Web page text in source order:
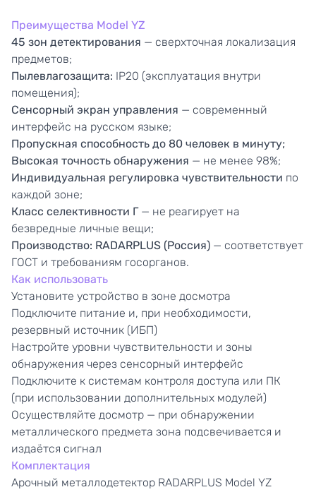
Преимущества Model YZ
45 зон детектирования — сверхточная локализация
предметов;
Пылевлагозащита: IP20 (эксплуатация внутри
помещения);
Сенсорный экран управления — современный
интерфейс на русском языке;
Пропускная способность до 80 человек в минуту;
Высокая точность обнаружения — не менее 98%;
Индивидуальная регулировка чувствительности по
каждой зоне;
Класс селективности Г— не реагирует на
безвредные личные вещи;
Производство: RADARPLUS (Россия) — соответствует
ГОСТ и требованиям госорганов.
Как использовать
Установите устройство в зоне досмотра
Подключите питание и, при необходимости,
резервный источник (ИБП)
Настройте уровни чувствительности и зоны
обнаружения через сенсорный интерфейс
Подключите к системам контроля доступа или ПК
(при использовании дополнительных модулей)
Осуществляйте досмотр — при обнаружении
металлического предмета зона подсвечивается и
издаётся сигнал
Комплектация
Арочный металлодетектор RADARPLUS Model YZ